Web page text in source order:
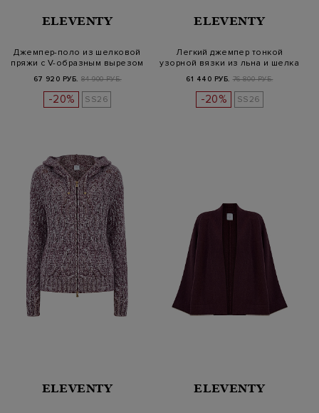
ELEVENTY
Джемпер-поло из шелковой
пряжи с V-образным вырезом
67 920 РУБ. 84 900 РУБ.
-20% SS26
ELEVENTY
Легкий джемпер тонкой
узорной вязки из льна и шелка
61 440 РУБ. 76 800 РУБ.
-20% SS26
ELEVENTY ELEVENTY